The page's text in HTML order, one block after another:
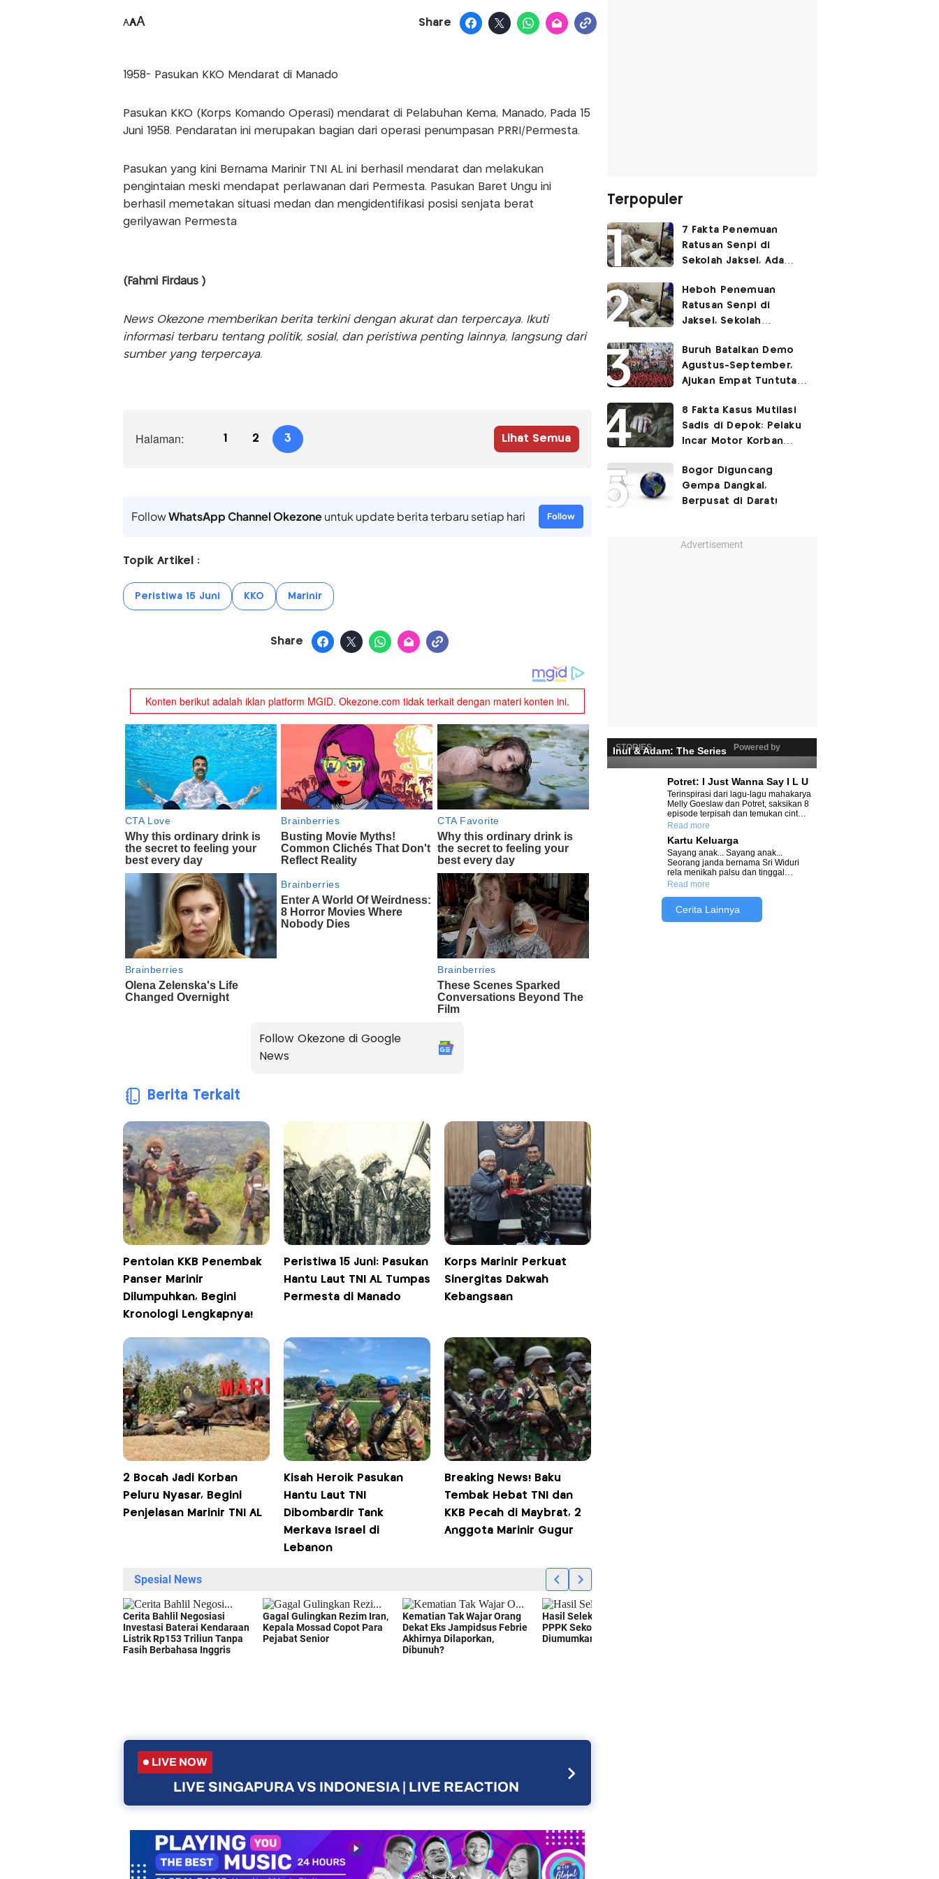
AAA Share
1958- Pasukan KKO Mendarat di Manado
Pasukan KKO (Korps Komando Operasi) mendarat di Pelabuhan Kema, Manado, Pada 15
Juni 1958. Pendaratan ini merupakan bagian dari operasi penumpasan PRRI/Permesta.
Pasukan yang kini Bernama Marinir TNI AL ini berhasil mendarat dan melakukan
pengintaian meski mendapat perlawanan dari Permesta. Pasukan Baret Ungu ini
berhasil memetakan situasi medan dan mengidentifikasi posisi senjata berat
gerilyawan Permesta
(Fahmi Firdaus )
News Okezone memberikan berita terkini dengan akurat dan terpercaya. Ikuti
informasi terbaru tentang politik, sosial, dan peristiwa penting lainnya, langsung dari
sumber yang terpercaya.
Halaman: 1 2 3 Lihat Semua
FollowWhatsApp Channel Okezoneuntuk update berita terbaru setiap hari Follow
Topik Artikel :
Peristiwa 15 Juni KKO Marinir
Share
Follow Okezone di Google
News
Berita Terkait
Pentolan KKB Penembak
Panser Marinir
Dilumpuhkan, Begini
Kronologi Lengkapnya!
Peristiwa 15 Juni: Pasukan
Hantu Laut TNI AL Tumpas
Permesta di Manado
Korps Marinir Perkuat
Sinergitas Dakwah
Kebangsaan
2 Bocah Jadi Korban
Peluru Nyasar, Begini
Penjelasan Marinir TNI AL
Kisah Heroik Pasukan
Hantu Laut TNI
Dibombardir Tank
Merkava Israel di
Lebanon
Breaking News! Baku
Tembak Hebat TNI dan
KKB Pecah di Maybrat, 2
Anggota Marinir Gugur
LIVE NOW
LIVE SINGAPURA VS INDONESIA | LIVE REACTION
Terpopuler
7 Fakta Penemuan
Ratusan Senpi di
Sekolah Jaksel, Ada
Ruang Bunker
Heboh Penemuan
Ratusan Senpi di
Jaksel, Sekolah
Kegiatan Eskul
Menembak
Buruh Batalkan Demo
Agustus-September,
Ajukan Empat Tuntutan
8 Fakta Kasus Mutilasi
Sadis di Depok: Pelaku
Incar Motor Korban
Bogor Diguncang
Gempa Dangkal,
Berpusat di Darat!
Advertisement